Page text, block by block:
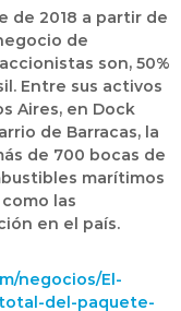
de 2018 a partir de
de
son, 50%
Entre sus activos
Aires, en Dock
de Barracas, la
de 700 bocas de
marítimos
las
en el país.
negocios/El-
del-paquete-